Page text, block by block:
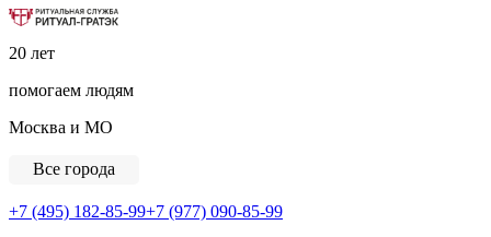
Ритуальная Служба «Ритуал-ГРАТЭК»
20 лет
помогаем людям
Москва и МО
Все города
+7 (495) 182-85-99+7 (977) 090-85-99